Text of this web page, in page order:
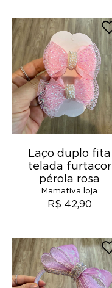
Laço duplo fita
telada furtacor
pérola rosa
Mamativa loja
R$ 42,90